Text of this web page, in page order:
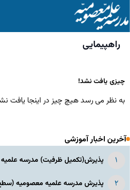
راهپیمایی
چیزی یافت نشد!
به نظر می رسد هیچ چیز در اینجا یافت
آخرین اخبار آموزشی
پذیرش(تکمیل ظرفیت) مدرسه
پذیرش مدرسه علمیه معصومیه‌